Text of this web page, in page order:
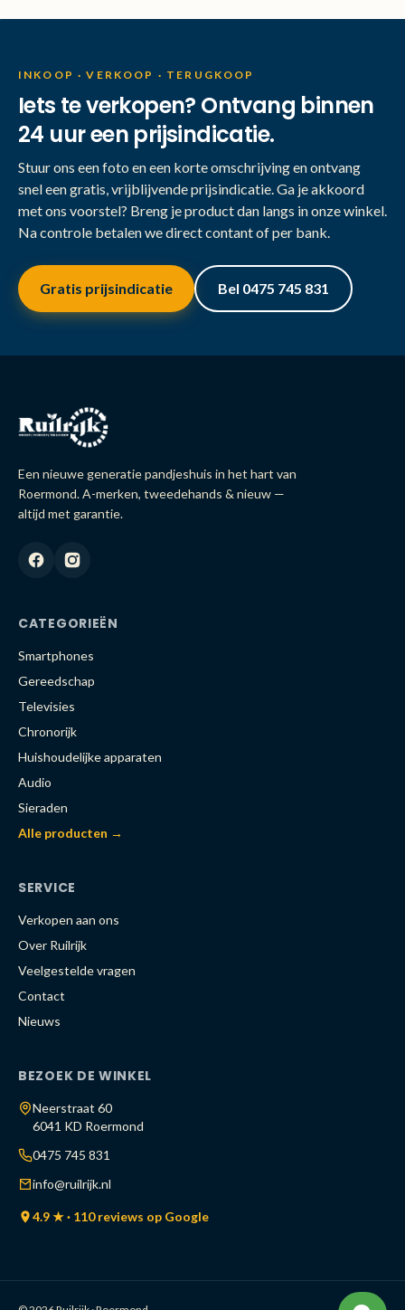
INKOOP · VERKOOP · TERUGKOOP
Iets te verkopen? Ontvang binnen
24 uur een prijsindicatie.
Stuur ons een foto en een korte omschrijving en ontvang
snel een gratis, vrijblijvende prijsindicatie. Ga je akkoord
met ons voorstel? Breng je product dan langs in onze winkel.
Na controle betalen we direct contant of per bank.
Gratis prijsindicatie Bel 0475 745 831
Een nieuwe generatie pandjeshuis in het hart van
Roermond. A-merken, tweedehands & nieuw —
altijd met garantie.
CATEGORIEËN
Smartphones
Gereedschap
Televisies
Chronorijk
Huishoudelijke apparaten
Audio
Sieraden
Alle producten →
SERVICE
Verkopen aan ons
Over Ruilrijk
Veelgestelde vragen
Contact
Nieuws
BEZOEK DE WINKEL
Neerstraat 60
6041 KD Roermond
0475 745 831
info@ruilrijk.nl
4.9 ★ · 110 reviews op Google